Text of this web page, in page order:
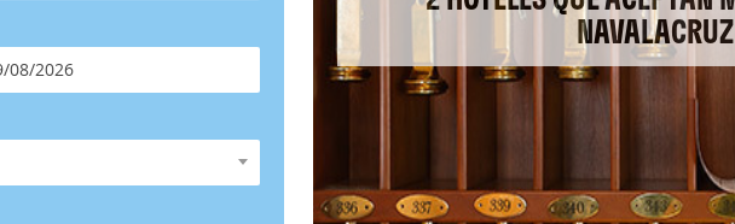
NAVALACRUZ